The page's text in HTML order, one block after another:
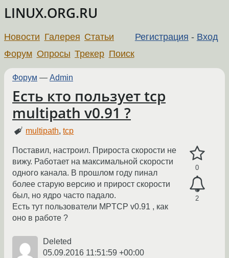
LINUX.ORG.RU
Регистрация - Вход
Новости Галерея Статьи
Форум Опросы Трекер Поиск
Форум — Admin
Есть кто пользует tcp
multipath v0.91 ?
multipath,tcp
0
2
Поставил, настроил. Прироста скорости не
вижу. Работает на максимальной скорости
одного канала. В прошлом году пинал
более старую версию и прирост скорости
был, но ядро часто падало.
Есть тут пользователи MPTCP v0.91 , как
оно в работе ?
Deleted
05.09.2016 11:51:59 +00:00